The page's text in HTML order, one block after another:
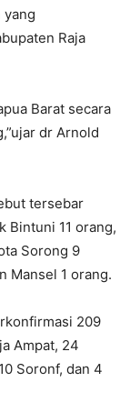
Raja
Barat secara
dr Arnold
tersebar
Bintuni 11 orang,
Sorong 9
Mansel 1 orang.
209
Ampat, 24
Soronf, dan 4